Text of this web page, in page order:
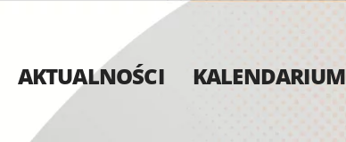
AKTUALNOŚCI KALENDARIUM